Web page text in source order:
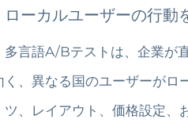
1
ローカルユーザーの行動
多言語A/Bテストは、企業が
く、異なる国のユーザーがロ
ツ、レイアウト、価格設定、